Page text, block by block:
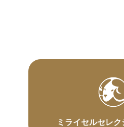
ミライセルセレク